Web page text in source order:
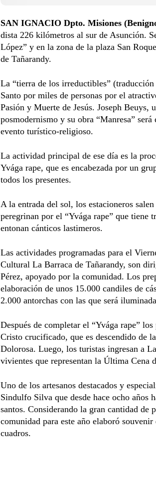
SAN IGNACIO Dpto. Misiones
dista 226 kilómetros al sur de Asunción.
López” y en la zona de la plaza San
de Tañarandy.
La “tierra de los irreductibles”
Santo por miles de personas por el
Pasión y Muerte de Jesús. Joseph
posmodernismo y su obra “Manresa”
evento turístico-religioso.
La actividad principal de ese día es la
Yvága rape, que es encabezada por un
todos los presentes.
A la entrada del sol, los estacioneros
peregrinan por el “Yvága rape” que tiene
entonan cánticos lastimeros.
Las actividades programadas para el
Cultural La Barraca de Tañarandy, son
Pérez, apoyado por la comunidad. Los
elaboración de unos 15.000 candiles de
2.000 antorchas con las que será
Después de completar el “Yvága rape”
Cristo crucificado, que es descendido de
Dolorosa. Luego, los turistas ingresan a
vivientes que representan la Última Cena
Uno de los artesanos destacados y
Sindulfo Silva que desde hace ocho años
santos. Considerando la gran cantidad de
comunidad para este año elaboró
cuadros.